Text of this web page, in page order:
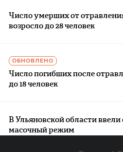
Число умерших от
возросло до 28 человек
ОБНОВЛЕНО
Число погибших после
до 18 человек
В Ульяновской области
масочный режим